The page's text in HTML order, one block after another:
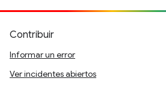
Contribuir
Informar un error
Ver incidentes abiertos